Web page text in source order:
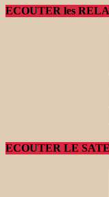
ECOUTER les
ECOUTER LE